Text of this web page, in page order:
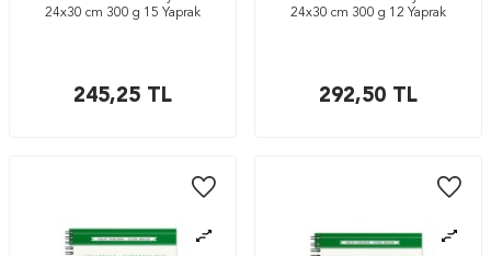
24x30 cm 300 g 15 Yaprak
245,25 TL
24x30 cm 300 g 12 Yaprak
292,50 TL